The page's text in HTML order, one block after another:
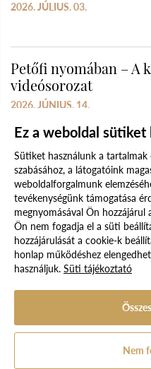
2026. JÚLIUS. 03.
Petőfi nyomában – A
videósorozat
2026. JÚNIUS. 14.
Süti szabályzat
© 2017 - 2026 NÉPFŐISKOLA
Ez a weboldal sütiket
Sütiket használunk a tartalmak
szabásához, a látogatóink
weboldalforgalmunk
tevékenységünk támogatása
megnyomásával Ön
Ön nem fogadja el a süti
hozzájárulását a cookie-k
honlap működéshez
használjuk. Süti tájékoztató
Nem